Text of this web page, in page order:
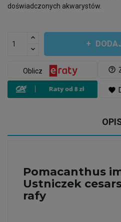
doświadczonych akwarystów.
help_outline
Oblicz
favorite
Pomacanthus
Ustniczek
rafy